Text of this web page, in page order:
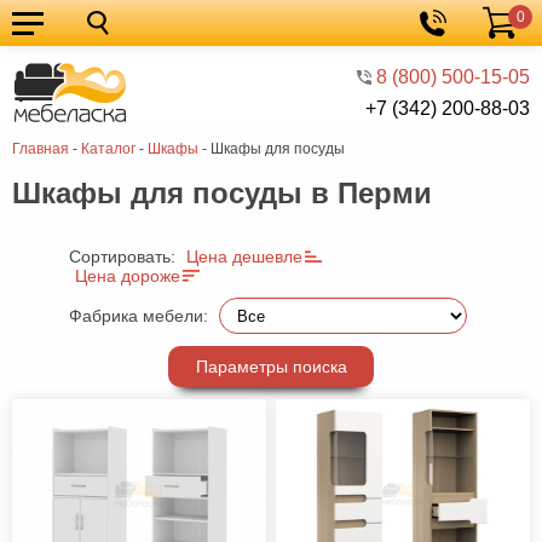
8 (800) 500-15-05
+7 (342) 200-88-03
Корзина
0
Главная - Каталог - Шкафы - Шкафы для посуды
Кухонные
гарнитуры
Мебель
для
кухни
Мебель
для
спальни
Кровати
Шкафы
Детская
прихожей
Комоды
Шкафы для посуды в Перми
Сортировать:
Цена дешевле
Цена дороже
Фабрика мебели:
Параметры поиска